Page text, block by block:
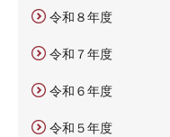
令和８年度
令和７年度
令和６年度
令和５年度